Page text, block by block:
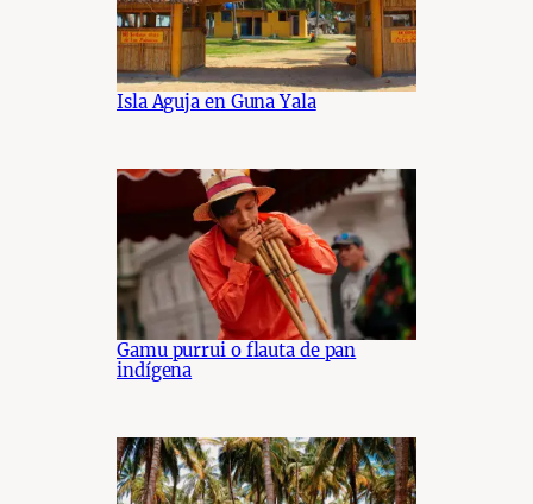
Isla Aguja en Guna Yala
Gamu purrui o flauta de pan
indígena